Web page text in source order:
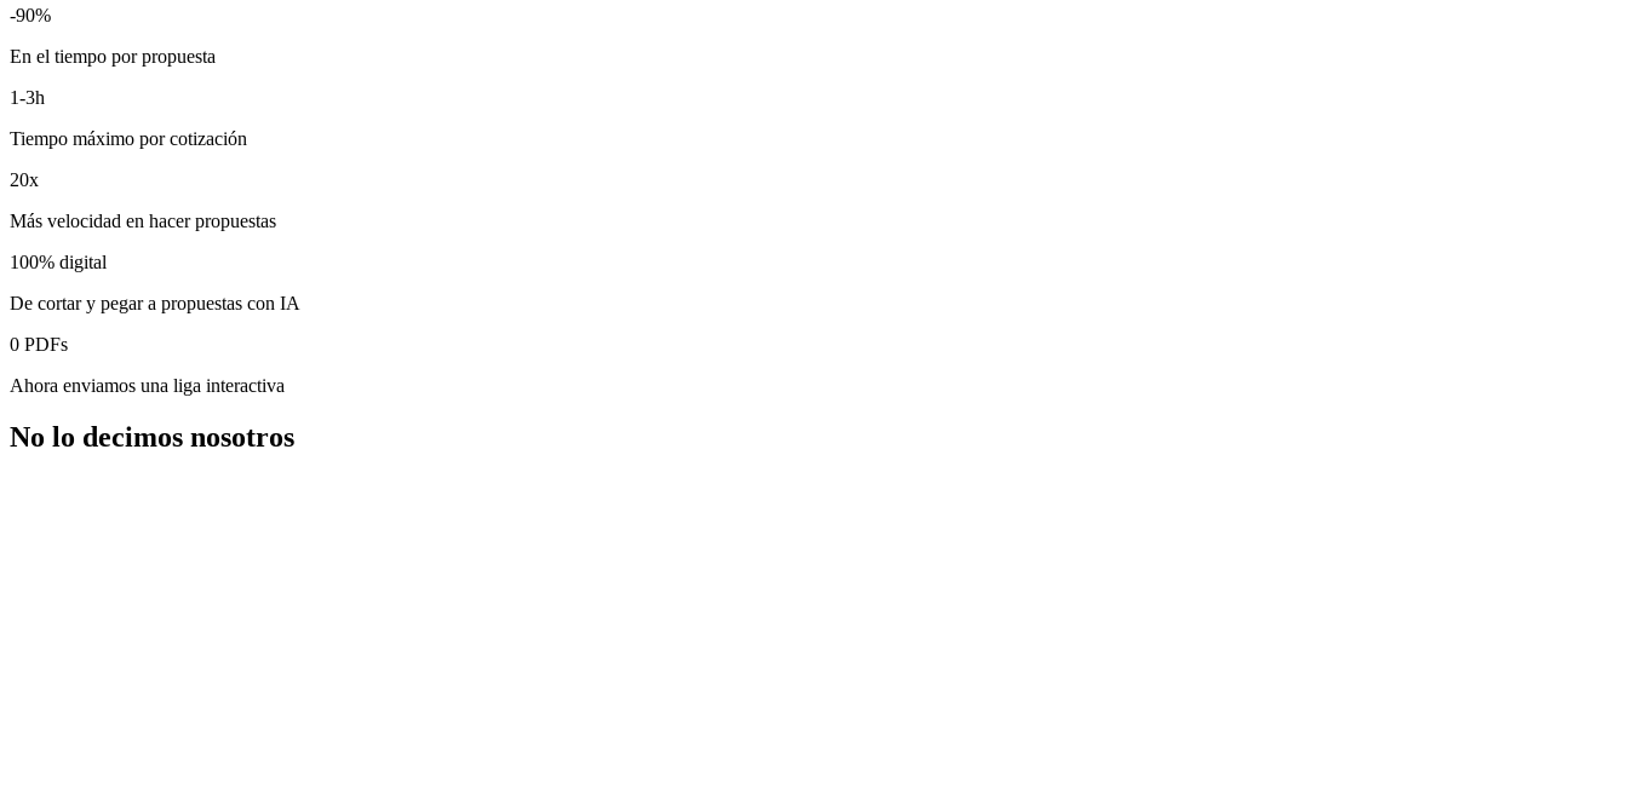
-90%
En el tiempo por propuesta
1-3h
Tiempo máximo por cotización
20x
Más velocidad en hacer propuestas
100% digital
De cortar y pegar a propuestas con IA
0 PDFs
Ahora enviamos una liga interactiva
No lo decimos nosotros